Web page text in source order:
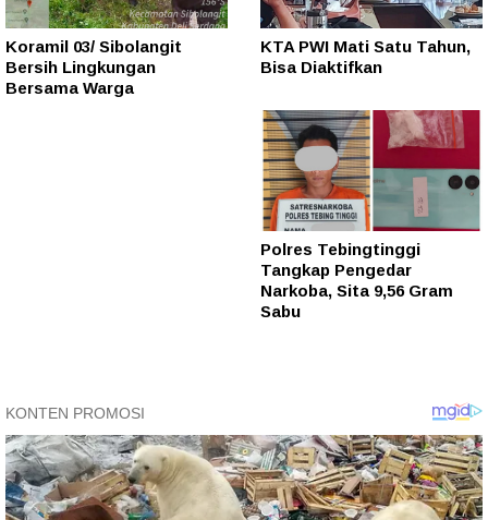
Koramil 03/ Sibolangit
Bersih Lingkungan
Bersama Warga
KTA PWI Mati Satu Tahun,
Bisa Diaktifkan
Polres Tebingtinggi
Tangkap Pengedar
Narkoba, Sita 9,56 Gram
Sabu